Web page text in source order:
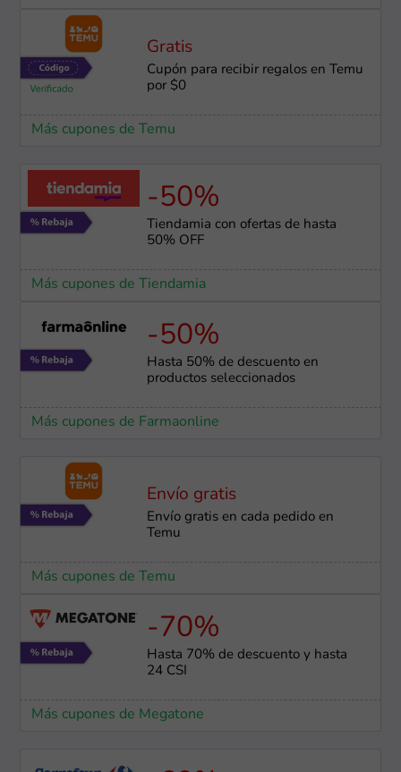
Gratis
Cupón para recibir regalos en Temu
por $0
Más cupones de Temu
-50%
Tiendamia con ofertas de hasta
50% OFF
Más cupones de Tiendamia
-50%
Hasta 50% de descuento en
productos seleccionados
Más cupones de Farmaonline
Envío gratis
Envío gratis en cada pedido en
Temu
Más cupones de Temu
-70%
Hasta 70% de descuento y hasta
24 CSI
Más cupones de Megatone